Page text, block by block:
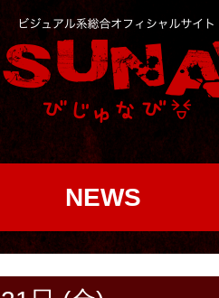
NEWS